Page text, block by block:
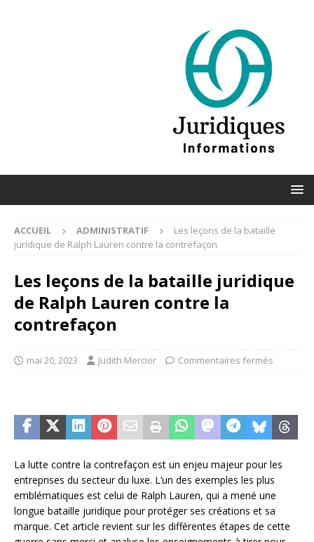
ACCUEIL ADMINISTRATIF
Les leçons de la bataille
juridique de Ralph Lauren contre la contrefaçon
Les leçons de la bataille juridique
de Ralph Lauren contre la
contrefaçon
mai 20, 2023 Judith Mercier Commentaires fermés
La lutte contre la contrefaçon est un enjeu majeur pour les
entreprises du secteur du luxe. L’un des exemples les plus
emblématiques est celui de Ralph Lauren, qui a mené une
longue bataille juridique pour protéger ses créations et sa
marque. Cet article revient sur les différentes étapes de cette